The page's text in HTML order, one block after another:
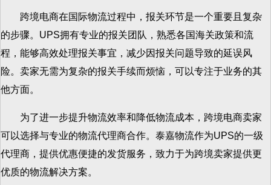
跨境电商在国际物流过程中，报关环节是一个重要且复杂
的步骤。UPS拥有专业的报关团队，熟悉各国海关政策和流
程，能够高效处理报关事宜，减少因报关问题导致的延误风
险。卖家无需为复杂的报关手续而烦恼，可以专注于业务的其
他方面。
为了进一步提升物流效率和降低物流成本，跨境电商卖家
可以选择与专业的物流代理商合作。泰嘉物流作为UPS的一级
代理商，提供优惠便捷的发货服务，致力于为跨境卖家提供更
优质的物流解决方案。